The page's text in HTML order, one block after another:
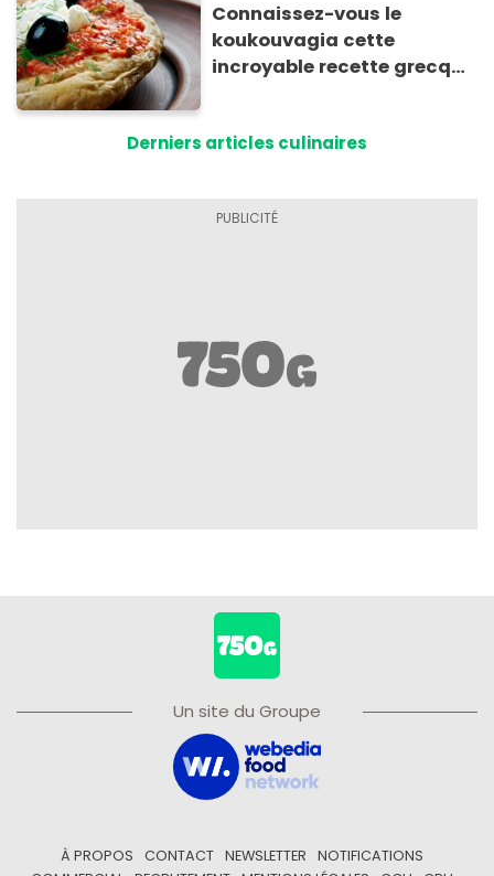
Connaissez-vous le
koukouvagia cette
incroyable recette grecque
Derniers articles culinaires
Un site du Groupe
À PROPOS CONTACT NEWSLETTER
NOTIFICATIONS